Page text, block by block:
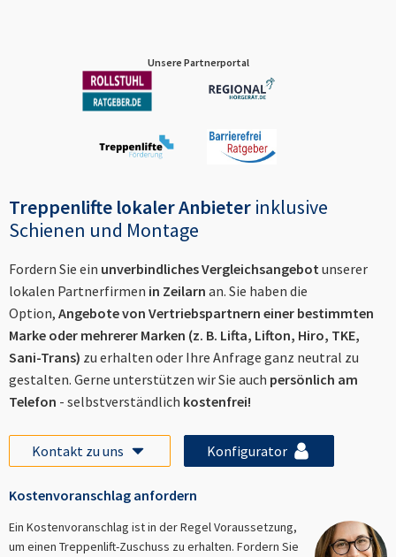
Unsere Partnerportal
Treppenlifte lokaler Anbieter inklusive
Schienen und Montage
Fordern Sie ein unverbindliches Vergleichsangebotunserer
lokalen Partnerfirmen in Zeilarn an. Sie haben die
Option, Angebote von Vertriebspartnern einer bestimmten
Marke oder mehrerer Marken (z. B. Lifta, Lifton, Hiro, TKE,
Sani-Trans) zu erhalten oder Ihre Anfrage ganz neutral zu
gestalten. Gerne unterstützen wir Sie auch persönlich am
Telefon - selbstverständlich kostenfrei!
Kontakt zu uns Konfigurator
Kostenvoranschlag anfordern
Ein Kostenvoranschlag ist in der Regel Voraussetzung,
um einen Treppenlift-Zuschuss zu erhalten. Fordern Sie